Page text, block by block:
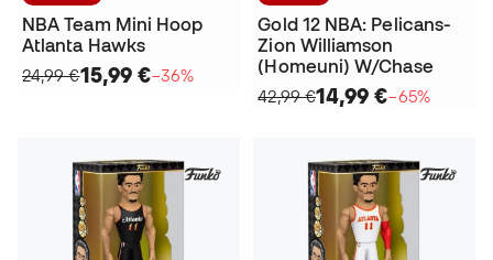
NBA Team Mini Hoop
Atlanta Hawks
24,99 €15,99 €−36%
Gold 12 NBA: Pelicans-
Zion Williamson
(Homeuni) W/Chase
42,99 €14,99 €−65%